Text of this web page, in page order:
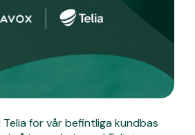
för vår befintliga kundbas